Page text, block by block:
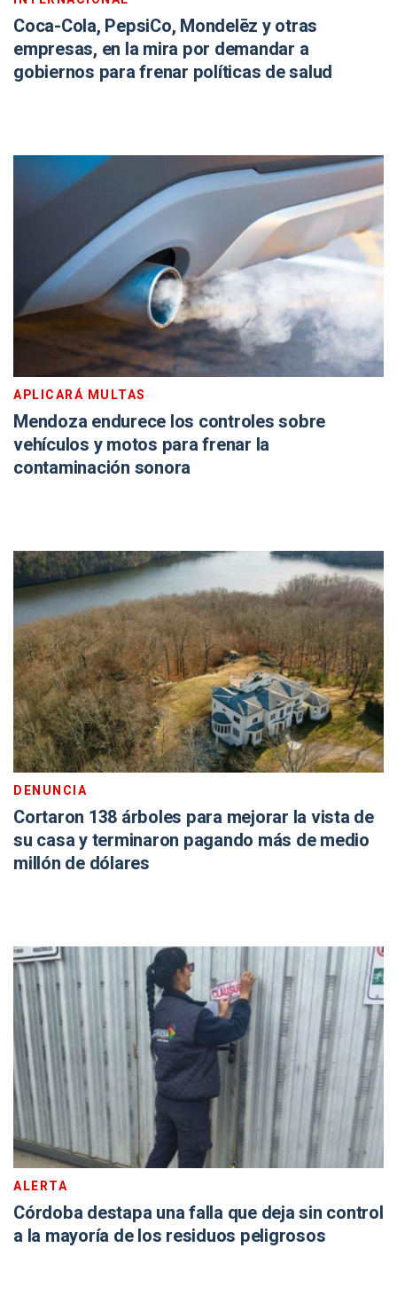
Coca-Cola, PepsiCo, Mondelēz y otras
empresas, en la mira por demandar a
gobiernos para frenar políticas de salud
APLICARÁ MULTAS
Mendoza endurece los controles sobre
vehículos y motos para frenar la
contaminación sonora
DENUNCIA
Cortaron 138 árboles para mejorar la vista de
su casa y terminaron pagando más de medio
millón de dólares
ALERTA
Córdoba destapa una falla que deja sin control
a la mayoría de los residuos peligrosos